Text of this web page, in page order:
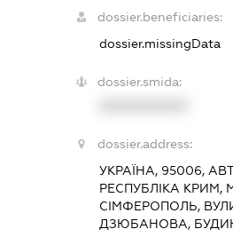
dossier.beneficiaries:
dossier.missingData
dossier.smida:
dossier.address:
УКРАЇНА, 95006,
РЕСПУБЛІКА КРИМ,
СІМФЕРОПОЛЬ,
ДЗЮБАНОВА,